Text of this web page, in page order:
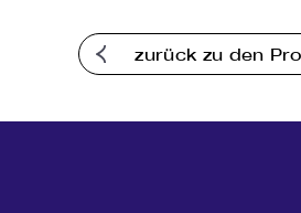
zurück zu den